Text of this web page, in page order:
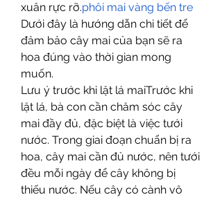
xuân rực rỡ.phôi mai vàng bến tre
Dưới đây là hướng dẫn chi tiết để
đảm bảo cây mai của bạn sẽ ra
hoa đúng vào thời gian mong
muốn.
Lưu ý trước khi lặt lá maiTrước khi
lặt lá, bà con cần chăm sóc cây
mai đầy đủ, đặc biệt là việc tưới
nước. Trong giai đoạn chuẩn bị ra
hoa, cây mai cần đủ nước, nên tưới
đều mỗi ngày để cây không bị
thiếu nước. Nếu cây có cành vô